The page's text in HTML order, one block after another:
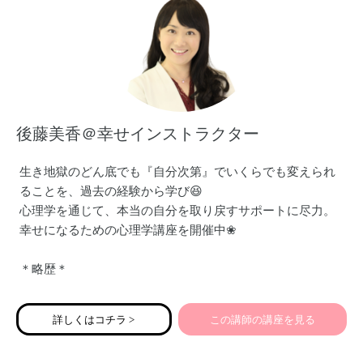
そんな経験を生かして、
親子の料理、ごはんの時間が楽しくおいしくなれるように
皆さんと一緒に過ごしたいと思っています！
後藤美香＠幸せインストラクター
生き地獄のどん底でも『自分次第』でいくらでも変えられ
ることを、過去の経験から学び😆
心理学を通じて、本当の自分を取り戻すサポートに尽力。
幸せになるための心理学講座を開催中❀
＊略歴＊
○2016年～ 大型倉庫店勤務
○2017年～ 目標達成コンサルタントとして、東北中心にセ
詳しくはコチラ > この講師の講座を見る